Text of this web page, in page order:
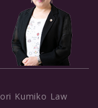
Kumiko Law